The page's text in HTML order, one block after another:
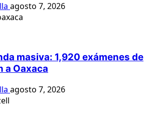
agosto 7, 2026
masiva: 1,920 exámenes de
a Oaxaca
agosto 7, 2026